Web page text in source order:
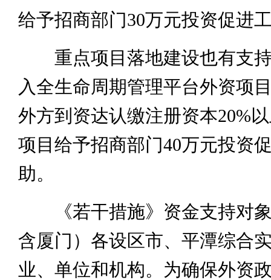
给予招商部门30万元投资促进
重点项目落地建设也有支持
入全生命周期管理平台外资项
外方到资达认缴注册资本20%
项目给予招商部门40万元投资
助。
《若干措施》资金支持对象
含厦门）各设区市、平潭综合
业、单位和机构。为确保外资